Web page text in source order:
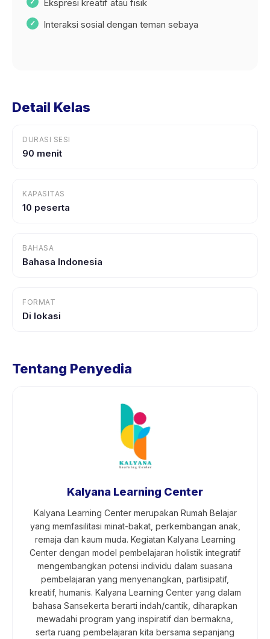
Ekspresi kreatif atau fisik
Interaksi sosial dengan teman sebaya
Detail Kelas
DURASI SESI
90 menit
KAPASITAS
10 peserta
BAHASA
Bahasa Indonesia
FORMAT
Di lokasi
Tentang Penyedia
Kalyana Learning Center
Kalyana Learning Center merupakan Rumah Belajar
yang memfasilitasi minat-bakat, perkembangan anak,
remaja dan kaum muda. Kegiatan Kalyana Learning
Center dengan model pembelajaran holistik integratif
mengembangkan potensi individu dalam suasana
pembelajaran yang menyenangkan, partisipatif,
kreatif, humanis. Kalyana Learning Center yang dalam
bahasa Sansekerta berarti indah/cantik, diharapkan
mewadahi program yang inspiratif dan bermakna,
serta ruang pembelajaran kita bersama sepanjang